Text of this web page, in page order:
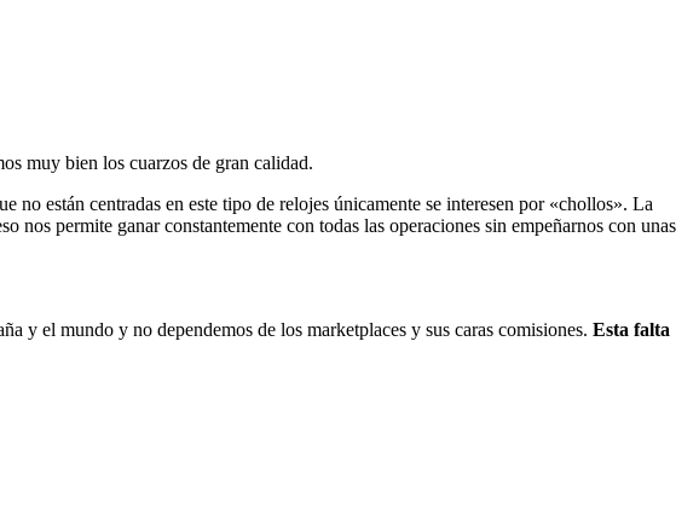
muy bien los cuarzos de gran calidad.
no están centradas en este tipo de relojes únicamente se interesen por «chollos». La
nos permite ganar constantemente con todas las operaciones sin empeñarnos con unas
y el mundo y no dependemos de los marketplaces y sus caras comisiones. Esta falta